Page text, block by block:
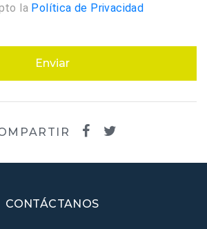
la Política de Privacidad
Enviar
CONTÁCTANOS